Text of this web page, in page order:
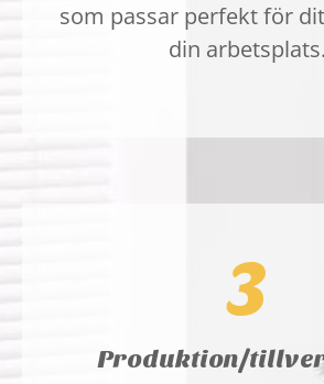
som passar perfekt för
din arbetsplats.
3
Produktion/